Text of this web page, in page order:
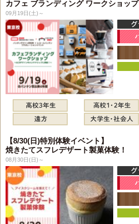
カフェ ブランディング ワークショップ
09月19日(土)～
【8/30(日)特別体験イベント】
焼きたてスフレデザート製菓体験！
08月30日(日)～